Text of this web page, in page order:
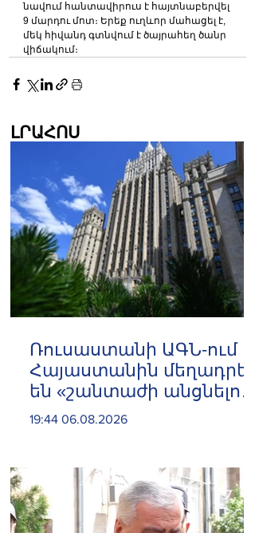
նավում հանտավիրուս է հայտնաբերվել
9 մարդու մոտ։ Երեք ուղևոր մահացել է,
մեկ հիվանդ գտնվում է ծայրահեղ ծանր
վիճակում։
ԼՐԱՀՈՍ
Ռուսաստանի ԱԳՆ-ում
Հայաստանին մեղադրել
են «շանտաժի անցնելու
փորձերի» մեջ
19:44 06.08.2026